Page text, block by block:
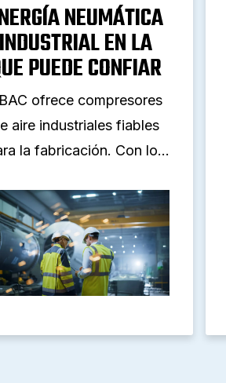
NEUMÁTICA
INDUSTRIAL EN LA
PUEDE CONFIAR
ofrece compresores
aire industriales fiables
la fabricación. Con los
ABAC ofrece eficiencia
continuo en
todo el mundo.